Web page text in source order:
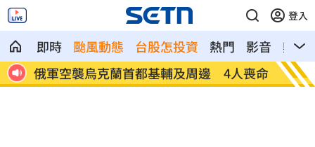
登入
即時 颱風動態 台股怎投資 熱門 影音
熱搜
命 費仔確定成自由球員 下一步動向引人關
注
米蘭
動